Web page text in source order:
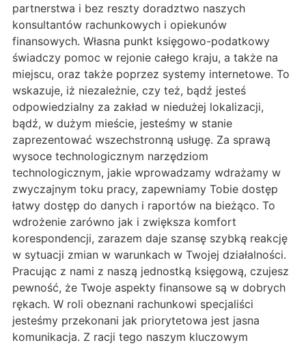
partnerstwa i bez reszty doradztwo naszych
konsultantów rachunkowych i opiekunów
finansowych. Własna punkt księgowo-podatkowy
świadczy pomoc w rejonie całego kraju, a także na
miejscu, oraz także poprzez systemy internetowe. To
wskazuje, iż niezależnie, czy też, bądź jesteś
odpowiedzialny za zakład w niedużej lokalizacji,
bądź, w dużym mieście, jesteśmy w stanie
zaprezentować wszechstronną usługę. Za sprawą
wysoce technologicznym narzędziom
technologicznym, jakie wprowadzamy wdrażamy w
zwyczajnym toku pracy, zapewniamy Tobie dostęp
łatwy dostęp do danych i raportów na bieżąco. To
wdrożenie zarówno jak i zwiększa komfort
korespondencji, zarazem daje szansę szybką reakcję
w sytuacji zmian w warunkach w Twojej działalności.
Pracując z nami z naszą jednostką księgową, czujesz
pewność, że Twoje aspekty finansowe są w dobrych
rękach. W roli obeznani rachunkowi specjaliści
jesteśmy przekonani jak priorytetowa jest jasna
komunikacja. Z racji tego naszym kluczowym